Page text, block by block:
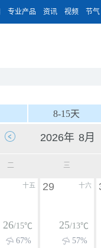
专业产品 资讯 视频 节气
8-15天
二 三
十五
26/15℃
67%
十六
29
25/13℃
57%